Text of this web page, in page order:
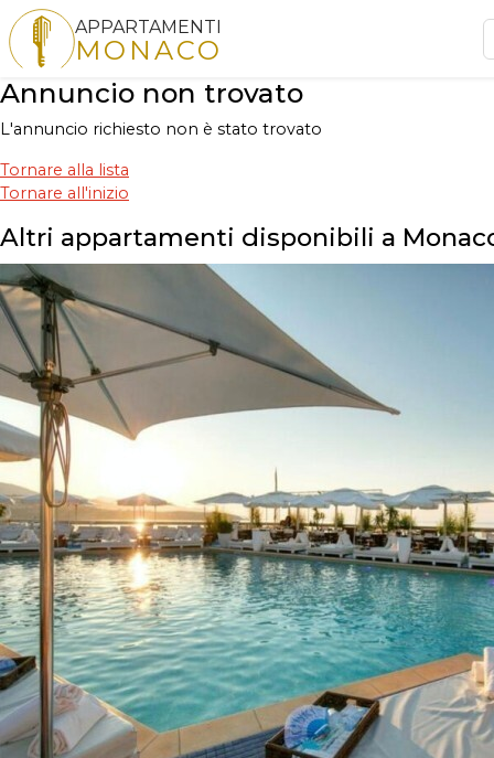
APPARTAMENTI
MONACO
Annuncio non trovato
L'annuncio richiesto non è stato trovato
Tornare alla lista
Tornare all'inizio
Altri appartamenti disponibili a